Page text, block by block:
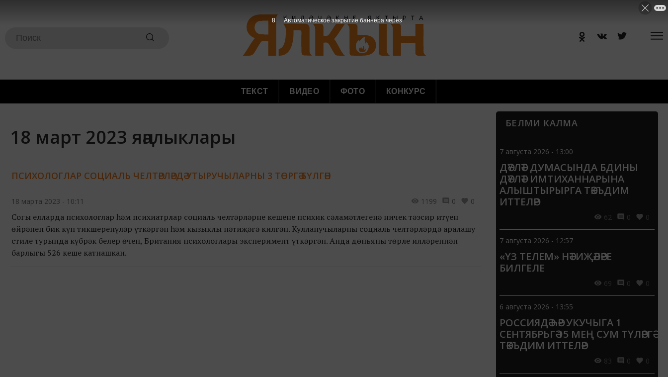
ТЕКСТ ВИДЕО ФОТО КОНКУРС
18 март 2023 яңалыклары
ПСИХОЛОГЛАР СОЦИАЛЬ ЧЕЛТӘРЛӘРДӘ УТЫРУЧЫЛАРНЫ 3 ТӨРГӘ БҮЛГӘН
18 марта 2023 - 10:11 1199 0 0
Соңгы елларда психологлар һәм психиатрлар социаль челтәрләрнең кешенең психик сәламәтлегенә ничек тәэсир итүен
өйрәнеп бик күп тикшеренүләр үткәргән һәм кызыклы нәтиҗәгә килгән. Кулланучыларның социаль челтәрләрдә аралашу
стиле турында күбрәк белер өчен, Британия психологлары эксперимент үткәргән. Анда дөньяның төрле илләреннән
барлыгы 526 кеше катнашкан.
БЕЛМИ КАЛМА
7 августа 2026 - 13:00
ДӘҮЛӘТ ДУМАСЫНДА БДИНЫ
ДӘҮЛӘТ ИМТИХАННАРЫНА
АЛЫШТЫРЫРГА ТӘКЪДИМ
ИТТЕЛӘР
62 0 0
7 августа 2026 - 12:57
«ҮЗ ТЕЛЕМ» НӘТИҖӘЛӘРЕ
БИЛГЕЛЕ
69 0 0
6 августа 2026 - 13:55
РОССИЯДӘ ҺӘР УКУЧЫГА 1
СЕНТЯБРЬГӘ 15 МЕҢ СУМ ТҮЛӘРГӘ
ТӘКЪДИМ ИТТЕЛӘР
83 0 0
7 Автоматическое закрытие баннера через